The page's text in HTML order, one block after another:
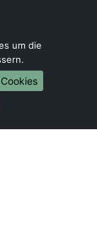
um die